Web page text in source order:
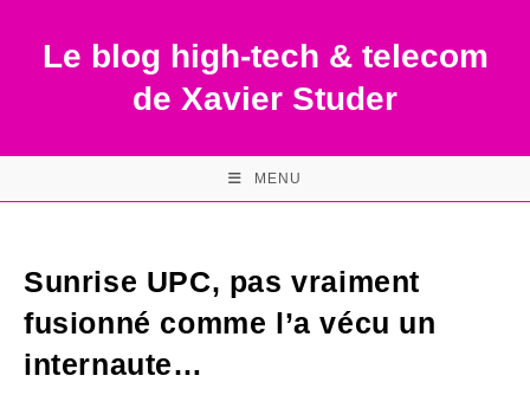
contentLe blog high-tech & telecom
de Xavier Studer
MENU
Sunrise UPC, pas vraiment
fusionné comme l’a vécu un
internaute…